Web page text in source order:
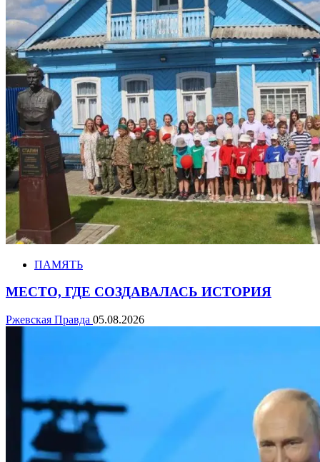
ПАМЯТЬ
МЕСТО, ГДЕ СОЗДАВАЛАСЬ ИСТОРИЯ
Ржевская Правда 05.08.2026